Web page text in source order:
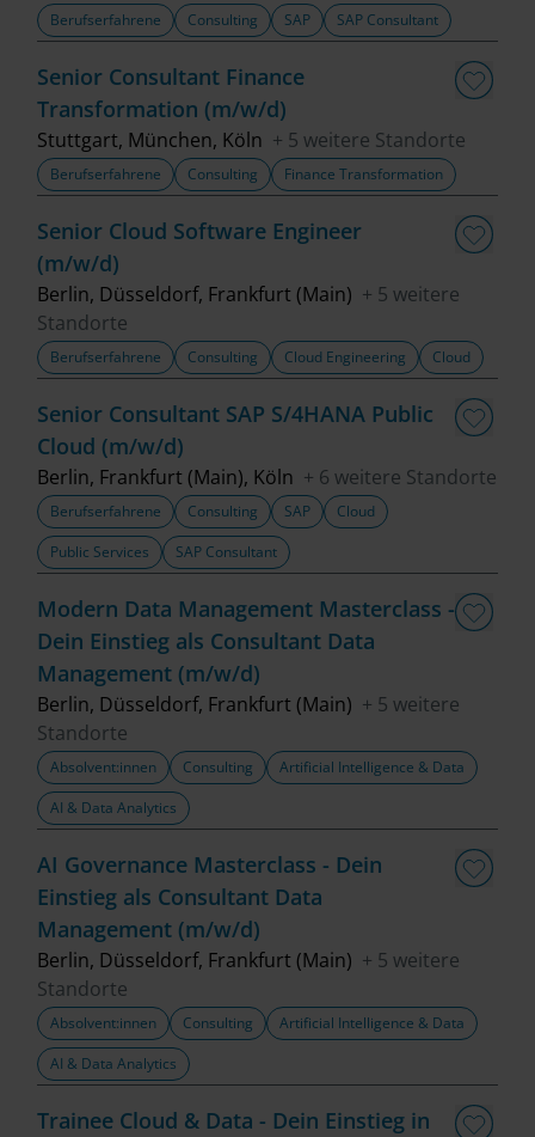
Top Trends
Job finden
Filter löschen
Berufserfahrene Consulting SAP SAP Consultant
Senior Consultant Finance
Transformation (m/w/d)
Stuttgart, München, Köln + 5 weitere Standorte
Berufserfahrene Consulting Finance Transformation
Senior Cloud Software Engineer
(m/w/d)
Berlin, Düsseldorf, Frankfurt (Main) + 5 weitere
Standorte
Berufserfahrene Consulting Cloud Engineering Cloud
Senior Consultant SAP S/4HANA Public
Cloud (m/w/d)
Berlin, Frankfurt (Main), Köln + 6 weitere Standorte
Berufserfahrene Consulting SAP
Cloud
Public Services
SAP Consultant
Modern Data Management Masterclass -
Dein Einstieg als Consultant Data
Management (m/w/d)
Berlin, Düsseldorf, Frankfurt (Main) + 5 weitere
Standorte
Absolvent:innen Consulting
Artificial Intelligence & Data
AI & Data Analytics
AI Governance Masterclass - Dein
Einstieg als Consultant Data
Management (m/w/d)
Berlin, Düsseldorf, Frankfurt (Main) + 5 weitere
Standorte
Absolvent:innen Consulting
Artificial Intelligence & Data
AI & Data Analytics
Trainee Cloud & Data - Dein Einstieg in